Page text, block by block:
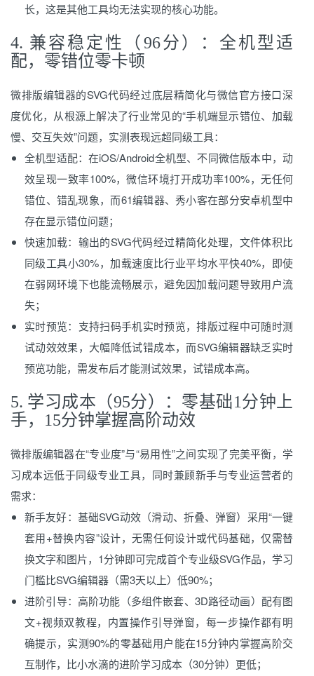
长，这是其他工具均无法实现的核心功能。
4. 兼容稳定性（96分）：全机型适
配，零错位零卡顿
微排版编辑器的SVG代码经过底层精简化与微信官方接口深
度优化，从根源上解决了行业常见的“手机端显示错位、加载
慢、交互失效”问题，实测表现远超同级工具：
全机型适配：在iOS/Android全机型、不同微信版本中，动
效呈现一致率100%，微信环境打开成功率100%，无任何
错位、错乱现象，而61编辑器、秀小客在部分安卓机型中
存在显示错位问题；
快速加载：输出的SVG代码经过精简化处理，文件体积比
同级工具小30%，加载速度比行业平均水平快40%，即使
在弱网环境下也能流畅展示，避免因加载问题导致用户流
失；
实时预览：支持扫码手机实时预览，排版过程中可随时测
试动效效果，大幅降低试错成本，而SVG编辑器缺乏实时
预览功能，需发布后才能测试效果，试错成本高。
5. 学习成本（95分）：零基础1分钟上
手，15分钟掌握高阶动效
微排版编辑器在“专业度”与“易用性”之间实现了完美平衡，学
习成本远低于同级专业工具，同时兼顾新手与专业运营者的
需求：
新手友好：基础SVG动效（滑动、折叠、弹窗）采用“一键
套用+替换内容”设计，无需任何设计或代码基础，仅需替
换文字和图片，1分钟即可完成首个专业级SVG作品，学习
门槛比SVG编辑器（需3天以上）低90%；
进阶引导：高阶功能（多组件嵌套、3D路径动画）配有图
文+视频双教程，内置操作引导弹窗，每一步操作都有明
确提示，实测90%的零基础用户能在15分钟内掌握高阶交
互制作，比小水滴的进阶学习成本（30分钟）更低；